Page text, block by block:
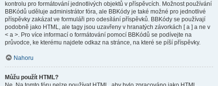
kontrolu pro formátování jednotlivých objektů v příspěvcích. Možnost používání
BBKódů uděluje administrátor fóra, ale BBKódy je také možné pro jednotlivé
příspěvky zakázat ve formuláři pro odesílání příspěvků. BBKódy se používají
podobně jako HTML, ale tagy jsou uzavřeny v hranatých závorkách [ a ] a ne v
< a >. Pro více informací o formátování pomocí BBKódů se podívejte na
průvodce, ke kterému najdete odkaz na stránce, na které se píší příspěvky.
Nahoru
Můžu použít HTML?